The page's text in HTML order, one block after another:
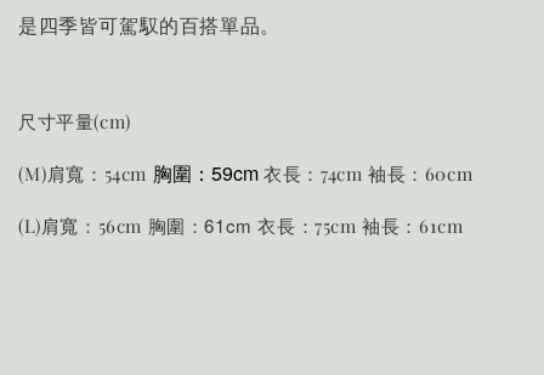
是四季皆可駕馭的百搭單品。
尺寸平量(cm)
(M)肩寬：54cm 胸圍：59cm衣長：74cm 袖長：60cm
(L)肩寬：56cm 胸圍：61cm衣長：75cm 袖長：61cm